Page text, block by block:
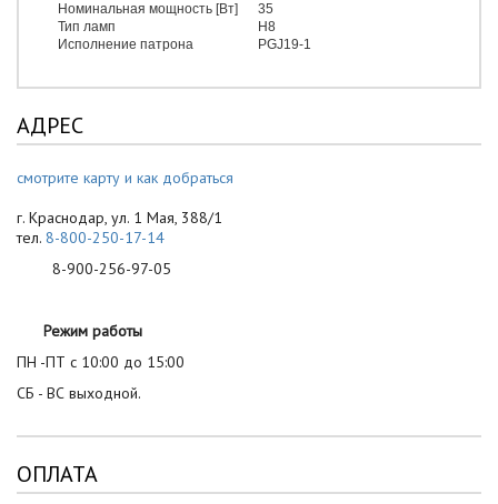
Номинальная мощность [Вт]
35
Тип ламп
H8
Исполнение патрона
PGJ19-1
АДРЕС
смотрите карту и как добраться
г. Краснодар, ул. 1 Мая, 388/1
тел. 8-800-250-17-14
8-900-256-97-05
Режим работы
ПН -ПТ с 10:00 до 15:00
СБ - ВС выходной.
ОПЛАТА